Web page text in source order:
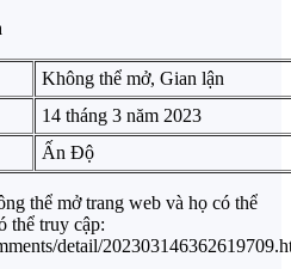
Không thể mở, Gian lận
14 tháng 3 năm 2023
Ấn Độ
thể mở trang web và họ có thể
thể truy cập:
detail/